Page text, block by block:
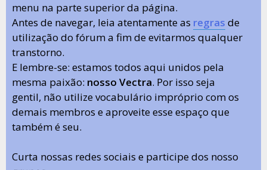
menu na parte superior da página.
Antes de navegar, leia atentamente as regras de
utilização do fórum a fim de evitarmos qualquer
transtorno.
E lembre-se: estamos todos aqui unidos pela
mesma paixão: nosso Vectra. Por isso seja
gentil, não utilize vocabulário impróprio com os
demais membros e aproveite esse espaço que
também é seu.
Curta nossas redes sociais e participe dos nosso